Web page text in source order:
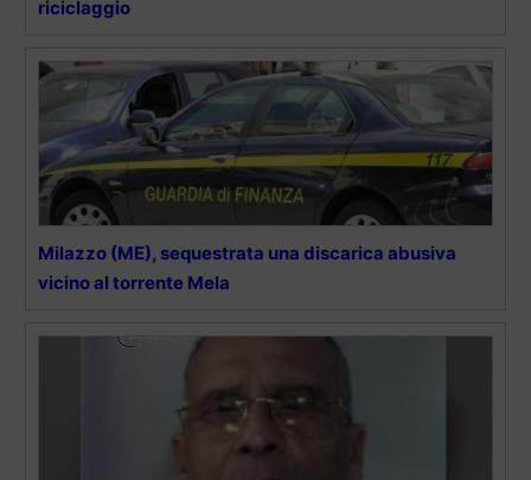
riciclaggio
Milazzo (ME), sequestrata una discarica abusiva
vicino al torrente Mela